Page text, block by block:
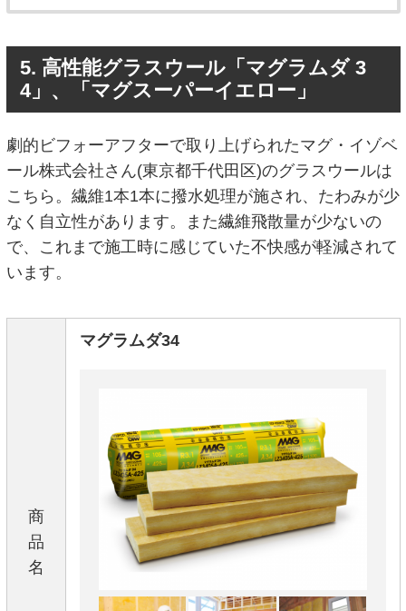
5. 高性能グラスウール「マグラムダ 3
4」、「マグスーパーイエロー」
劇的ビフォーアフターで取り上げられたマグ・イゾベ
ール株式会社さん(東京都千代田区)のグラスウールは
こちら。繊維1本1本に撥水処理が施され、たわみが少
なく自立性があります。また繊維飛散量が少ないの
で、これまで施工時に感じていた不快感が軽減されて
います。
商
品
名
マグラムダ34